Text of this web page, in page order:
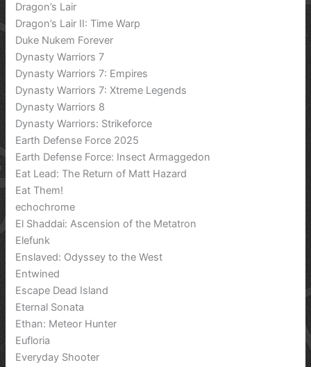
Dragon’s Lair
Dragon’s Lair II: Time Warp
Duke Nukem Forever
Dynasty Warriors 7
Dynasty Warriors 7: Empires
Dynasty Warriors 7: Xtreme Legends
Dynasty Warriors 8
Dynasty Warriors: Strikeforce
Earth Defense Force 2025
Earth Defense Force: Insect Armaggedon
Eat Lead: The Return of Matt Hazard
Eat Them!
echochrome
El Shaddai: Ascension of the Metatron
Elefunk
Enslaved: Odyssey to the West
Entwined
Escape Dead Island
Eternal Sonata
Ethan: Meteor Hunter
Eufloria
Everyday Shooter